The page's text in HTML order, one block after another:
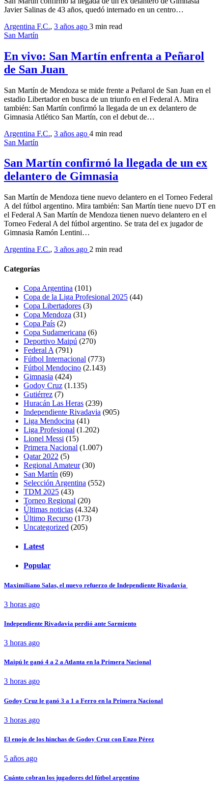
Javier Salinas de 43 años, quedó internado en un centro…
Argentina F.C., 3 años ago 3 min read
San Martín
En vivo: San Martín enfrenta a Peñarol
de San Juan
San Martín de Mendoza se mide frente a Peñarol de San Juan en el
estadio Libertador en busca de un triunfo en el Federal A. Mira
también: San Martín confirmó la llegada de un ex delantero de
Gimnasia Atlético San Martín, con el debut de…
Argentina F.C., 3 años ago 4 min read
San Martín
San Martín confirmó la llegada de un ex
delantero de Gimnasia
San Martín de Mendoza tiene nuevo delantero en el Torneo Federal
A del fútbol argentino. Mira también: San Martín tiene nuevo DT en
el Federal A San Martín de Mendoza tienen nuevo delantero en el
Torneo Federal A del fútbol argentino. Se trata del ex jugador de
Gimnasia Ramón Lentini…
Argentina F.C., 3 años ago 2 min read
Categorías
Copa Argentina (101)
Copa de la Liga Profesional 2025 (44)
Copa Libertadores (3)
Copa Mendoza (31)
Copa País (2)
Copa Sudamericana (6)
Deportivo Maipú (270)
Federal A (791)
Fútbol Internacional (773)
Fútbol Mendocino (2.143)
Gimnasia (424)
Godoy Cruz (1.135)
Gutiérrez (7)
Huracán Las Heras (239)
Independiente Rivadavia (905)
Liga Mendocina (41)
Liga Profesional (1.202)
Lionel Messi (15)
Primera Nacional (1.007)
Qatar 2022 (5)
Regional Amateur(30)
San Martín (69)
Selección Argentina (552)
TDM 2025 (43)
Torneo Regional (20)
Últimas noticias (4.324)
Último Recurso (173)
Uncategorized (205)
Latest
Popular
Maximiliano Salas, el nuevo refuerzo de Independiente Rivadavia
3 horas ago
Independiente Rivadavia perdió ante Sarmiento
3 horas ago
Maipú le ganó 4 a 2 a Atlanta en la Primera Nacional
3 horas ago
Godoy Cruz le ganó 3 a 1 a Ferro en la Primera Nacional
3 horas ago
El enojo de los hinchas de Godoy Cruz con Enzo Pérez
5 años ago
Cuánto cobran los jugadores del fútbol argentino